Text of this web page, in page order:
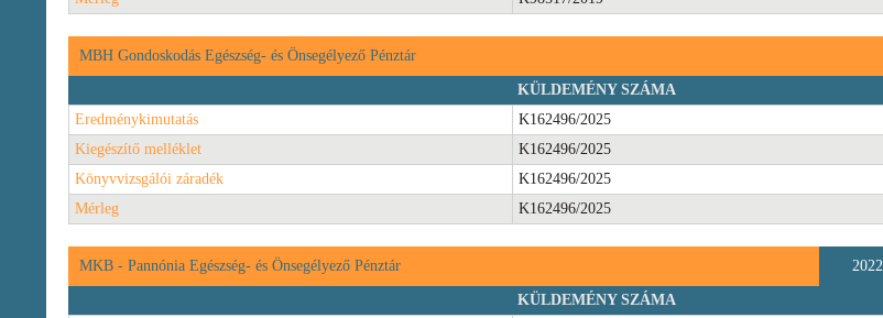
MBH Gondoskodás Egészség- és Önsegélyező Pénztár
KÜLDEMÉNY SZÁMA
Eredménykimutatás
K162496/2025
Kiegészítő melléklet
K162496/2025
Könyvvizsgálói záradék
K162496/2025
Mérleg
K162496/2025
MKB - Pannónia Egészség- és Önsegélyező Pénztár 2022
KÜLDEMÉNY SZÁMA